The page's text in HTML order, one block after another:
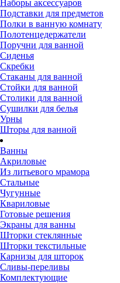
Наборы аксессуаров
Подставки для предметов
Полки в ванную комнату
Полотенцедержатели
Поручни для ванной
Сиденья
Скребки
Стаканы для ванной
Стойки для ванной
Столики для ванной
Сушилки для белья
Урны
Шторы для ванной
Ванны
Акриловые
Из литьевого мрамора
Стальные
Чугунные
Квариловые
Готовые решения
Экраны для ванны
Шторки стеклянные
Шторки текстильные
Карнизы для шторок
Сливы-переливы
Комплектующие